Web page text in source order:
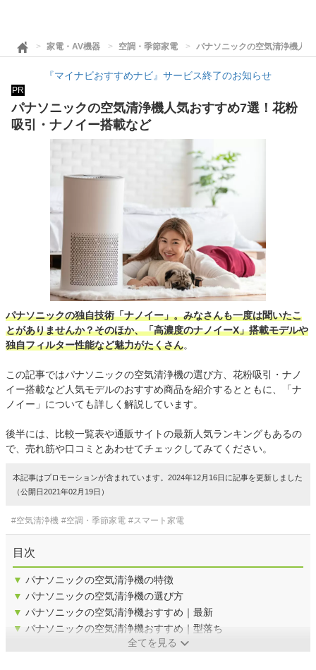
家電・AV機器 空調・季節家電 パナソニックの空気清浄機人
『マイナビおすすめナビ』サービス終了のお知らせ
PR
パナソニックの空気清浄機人気おすすめ7選！花粉
吸引・ナノイー搭載など
パナソニックの独自技術「ナノイー」。みなさんも一度は聞いたこ
とがありませんか？そのほか、「高濃度のナノイーX」搭載モデルや
独自フィルター性能など魅力がたくさん。
この記事ではパナソニックの空気清浄機の選び方、花粉吸引・ナノ
イー搭載など人気モデルのおすすめ商品を紹介するとともに、「ナ
ノイー」についても詳しく解説しています。
後半には、比較一覧表や通販サイトの最新人気ランキングもあるの
で、売れ筋や口コミとあわせてチェックしてみてください。
本記事はプロモーションが含まれています。2024年12月16日に記事を更新しました
（公開日2021年02月19日）
#空気清浄機 #空調・季節家電 #スマート家電
目次
▼ パナソニックの空気清浄機の特徴
▼ パナソニックの空気清浄機の選び方
▼ パナソニックの空気清浄機おすすめ｜最新
▼ パナソニックの空気清浄機おすすめ｜型落ち
全てを見る